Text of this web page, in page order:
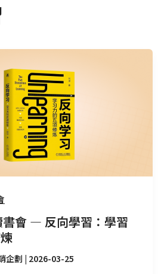
會 — 反向學習：學習
企劃 | 2026-03-25